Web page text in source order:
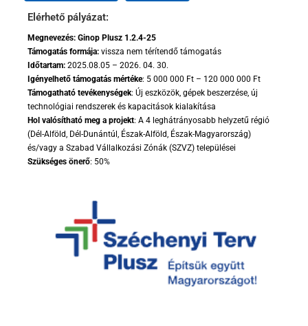
Elérhető pályázat:
Megnevezés: Ginop Plusz 1.2.4-25
Támogatás formája: vissza nem térítendő támogatás
Időtartam: 2025.08.05 – 2026. 04. 30.
Igényelhető támogatás mértéke: 5 000 000 Ft – 120 000 000 Ft
Támogatható tevékenységek: Új eszközök, gépek beszerzése, új
technológiai rendszerek és kapacitások kialakítása
Hol valósítható meg a projekt: A 4 leghátrányosabb helyzetű régió
(Dél-Alföld, Dél-Dunántúl, Észak-Alföld, Észak-Magyarország)
és/vagy a Szabad Vállalkozási Zónák (SZVZ) települései
Szükséges önerő: 50%